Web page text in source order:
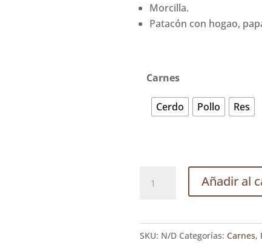
Morcilla.
Patacón con hogao,
Carnes
Cerdo Pollo Res
mixto.
Añadir al
SKU: N/D Categorías: Carnes,